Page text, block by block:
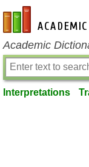
en-academic.com
Academic
Interpretations